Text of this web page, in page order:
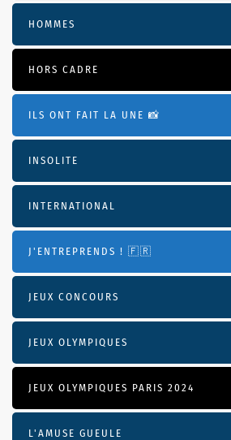
HOMMES
HORS CADRE
ILS ONT FAIT LA UNE 📸
INSOLITE
INTERNATIONAL
J'ENTREPRENDS ! 🇫🇷
JEUX CONCOURS
JEUX OLYMPIQUES
JEUX OLYMPIQUES PARIS 2024
L'AMUSE GUEULE